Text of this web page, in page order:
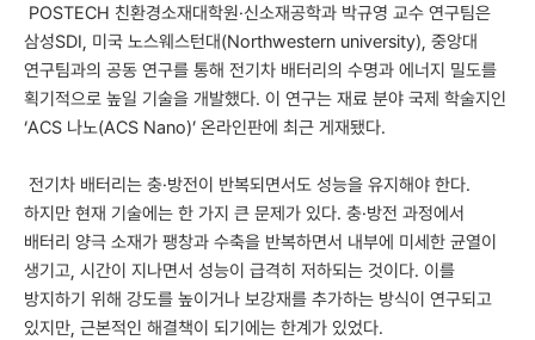
POSTECH 친환경소재대학원·신소재공학과 박규영 교수 연구팀은
삼성SDI, 미국 노스웨스턴대(Northwestern university), 중앙대
연구팀과의 공동 연구를 통해 전기차 배터리의 수명과 에너지 밀도를
획기적으로 높일 기술을 개발했다. 이 연구는 재료 분야 국제 학술지인
‘ACS 나노(ACS Nano)’ 온라인판에 최근 게재됐다.
전기차 배터리는 충·방전이 반복되면서도 성능을 유지해야 한다.
하지만 현재 기술에는 한 가지 큰 문제가 있다. 충·방전 과정에서
배터리 양극 소재가 팽창과 수축을 반복하면서 내부에 미세한 균열이
생기고, 시간이 지나면서 성능이 급격히 저하되는 것이다. 이를
방지하기 위해 강도를 높이거나 보강재를 추가하는 방식이 연구되고
있지만, 근본적인 해결책이 되기에는 한계가 있었다.